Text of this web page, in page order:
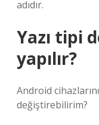
adıdır.
Yazı tipi
yapılır?
Android
değiştirebilirim?